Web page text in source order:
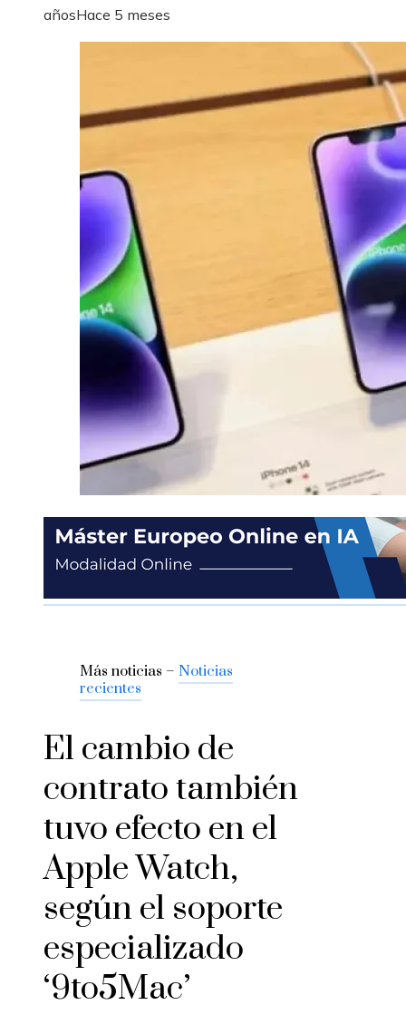
añosHace 5 meses
Más noticias – Noticias
recientes
El cambio de
contrato también
tuvo efecto en el
Apple Watch,
según el soporte
especializado
‘9to5Mac’